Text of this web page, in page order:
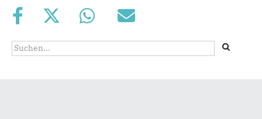
Suchformular
Suche